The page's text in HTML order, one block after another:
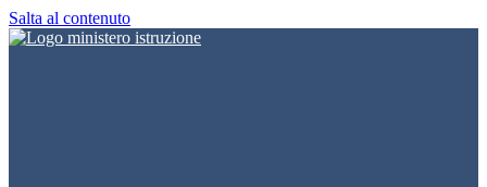
Salta al contenuto